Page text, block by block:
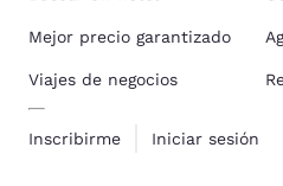
Mejor precio garantizado
Viajes de negocios
Inscribirme Iniciar sesión